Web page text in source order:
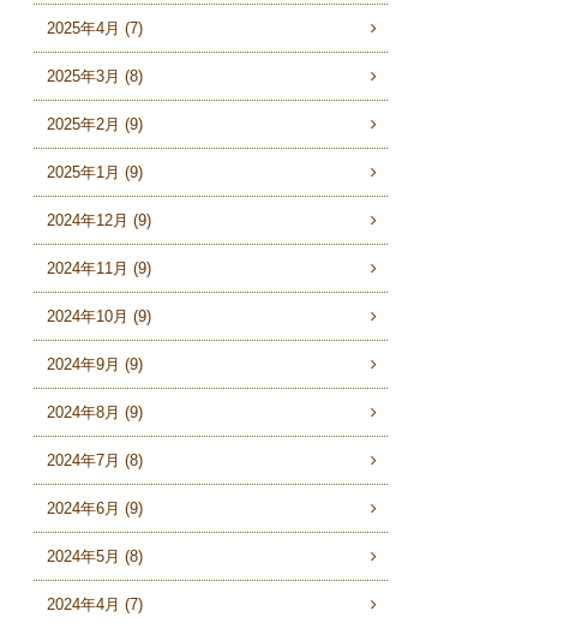
2025年4月 (7)
2025年3月 (8)
2025年2月 (9)
2025年1月 (9)
2024年12月 (9)
2024年11月 (9)
2024年10月 (9)
2024年9月 (9)
2024年8月 (9)
2024年7月 (8)
2024年6月 (9)
2024年5月 (8)
2024年4月 (7)